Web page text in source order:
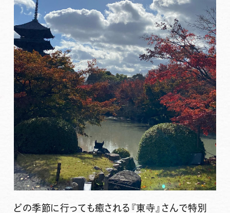
どの季節に行っても癒される『東寺』さんで特別